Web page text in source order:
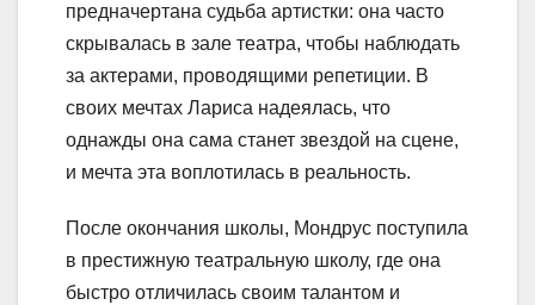
предначертана судьба артистки: она часто
скрывалась в зале театра, чтобы наблюдать
за актерами, проводящими репетиции. В
своих мечтах Лариса надеялась, что
однажды она сама станет звездой на сцене,
и мечта эта воплотилась в реальность.
После окончания школы, Мондрус поступила
в престижную театральную школу, где она
быстро отличилась своим талантом и